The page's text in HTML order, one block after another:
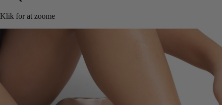
Klik for at zoome